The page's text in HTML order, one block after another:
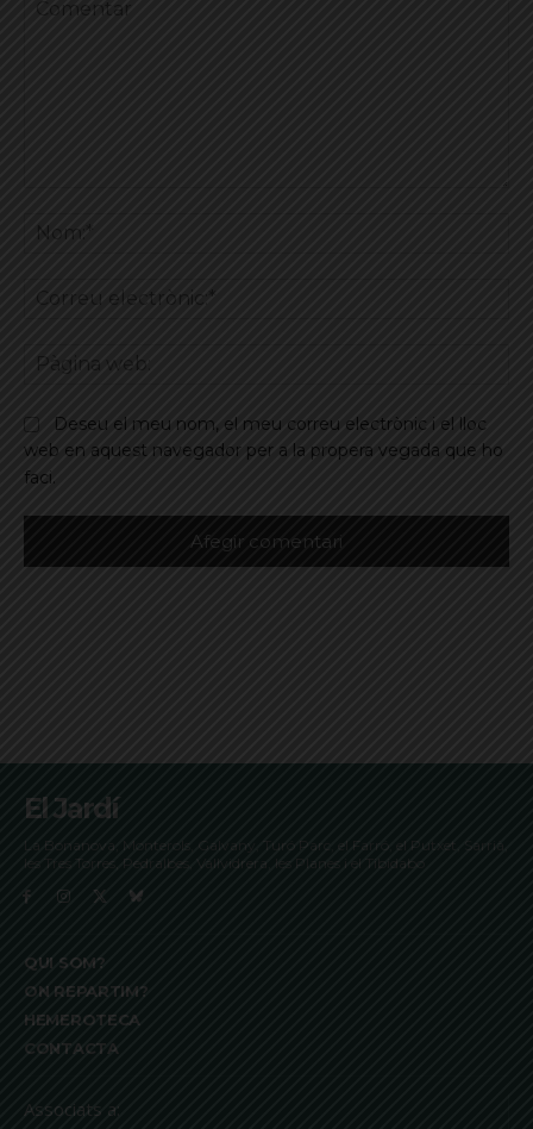
Deseu el meu nom, el meu correu electrònic i el lloc
web en aquest navegador per a la propera vegada que ho
faci.
El Jardí
La Bonanova, Monterols, Galvany, Turó Parc, el Farró, el Putxet, Sarrià,
les Tres Torres, Pedralbes, Vallvidrera, les Planes i el Tibidabo
QUI SOM?
ON REPARTIM?
HEMEROTECA
CONTACTA
Associats a: